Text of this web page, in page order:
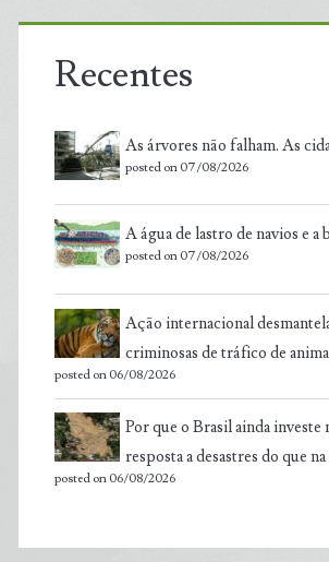
Recentes
As árvores não falham. As
posted on 07/08/2026
A água de lastro de navios e a
posted on 07/08/2026
Ação internacional
criminosas de tráfico de
posted on 06/08/2026
Por que o Brasil ainda investe
resposta a desastres do que
posted on 06/08/2026